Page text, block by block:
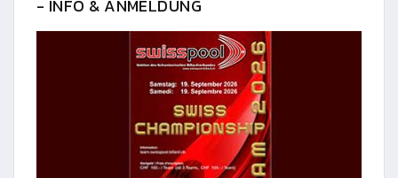
- INFO & ANMELDUNG